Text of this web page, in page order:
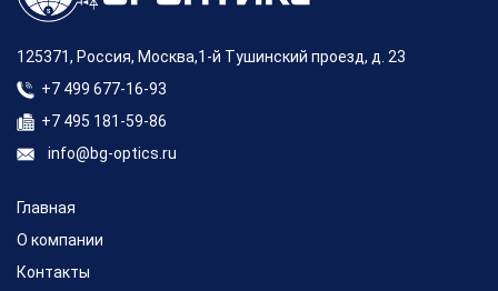
125371, Россия, Москва,1-й Тушинский проезд, д. 23
+7 499 677-16-93
+7 495 181-59-86
info@bg-optics.ru
Главная
О компании
Контакты